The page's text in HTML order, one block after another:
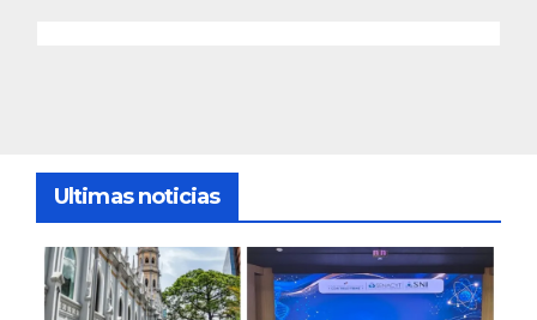
Ultimas noticias